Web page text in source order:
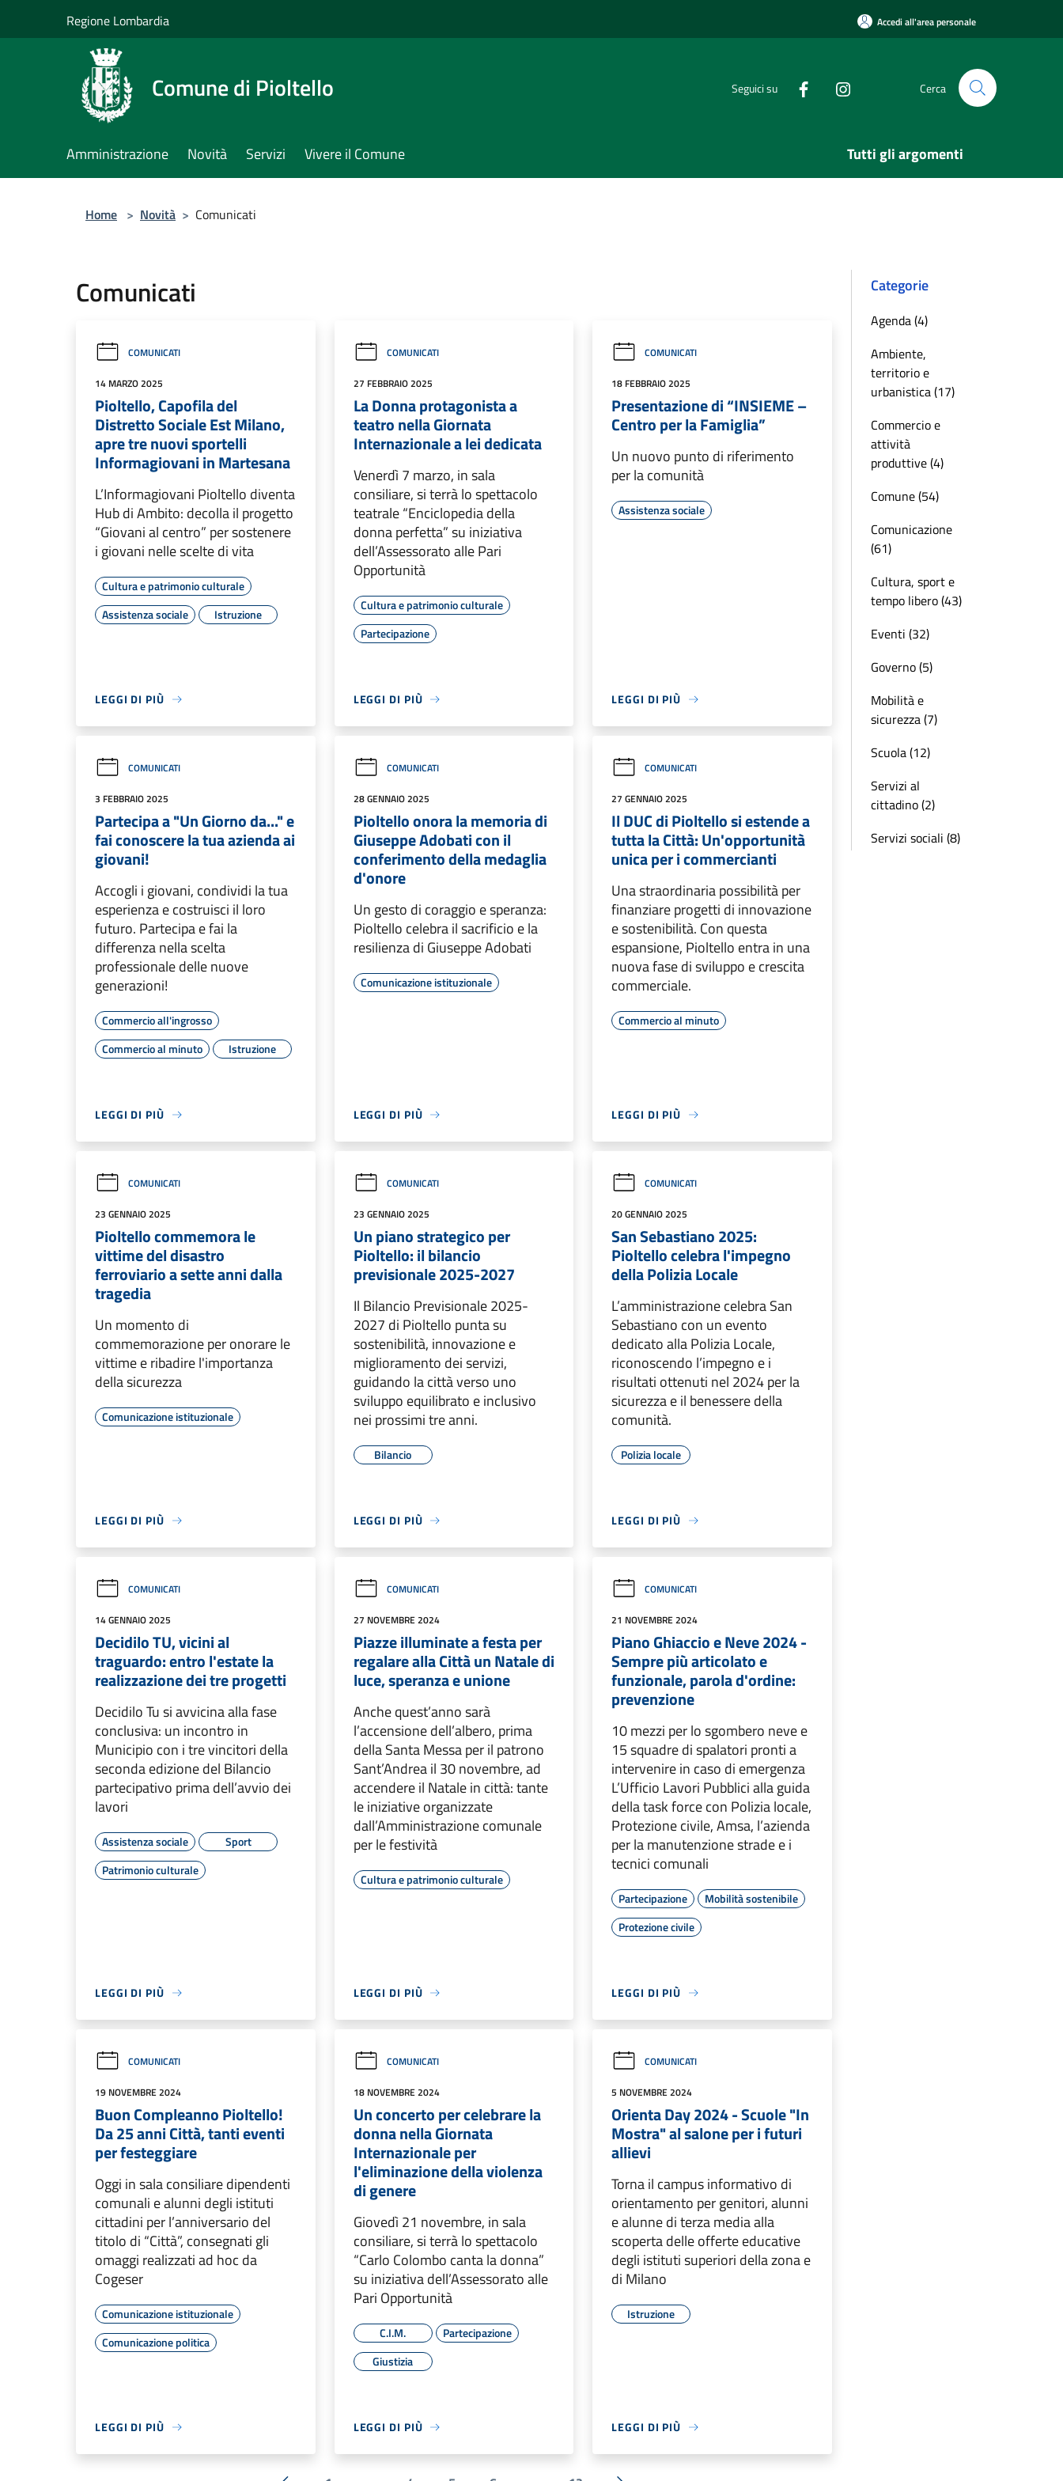
Regione Lombardia Accedi all'area personale
Comune di Pioltello Seguici su Cerca
Amministrazione Novità Servizi Vivere il Comune Tutti gli argomenti
Home > Novità > Comunicati
Comunicati
COMUNICATI
14 MARZO 2025
Pioltello, Capofila del
Distretto Sociale Est Milano,
apre tre nuovi sportelli
Informagiovani in Martesana
L’Informagiovani Pioltello diventa
Hub di Ambito: decolla il progetto
“Giovani al centro” per sostenere
i giovani nelle scelte di vita
Cultura e patrimonio culturale
Assistenza sociale
Istruzione
LEGGI DI PIÙ
COMUNICATI
27 FEBBRAIO 2025
La Donna protagonista a
teatro nella Giornata
Internazionale a lei dedicata
Venerdì 7 marzo, in sala
consiliare, si terrà lo spettacolo
teatrale “Enciclopedia della
donna perfetta” su iniziativa
dell’Assessorato alle Pari
Opportunità
Cultura e patrimonio culturale
Partecipazione
LEGGI DI PIÙ
COMUNICATI
18 FEBBRAIO 2025
Presentazione di “INSIEME –
Centro per la Famiglia”
Un nuovo punto di riferimento
per la comunità
Assistenza sociale
LEGGI DI PIÙ
COMUNICATI
3 FEBBRAIO 2025
Partecipa a "Un Giorno da..." e
fai conoscere la tua azienda ai
giovani!
Accogli i giovani, condividi la tua
esperienza e costruisci il loro
futuro. Partecipa e fai la
differenza nella scelta
professionale delle nuove
generazioni!
Commercio all'ingrosso
Commercio al minuto
Istruzione
LEGGI DI PIÙ
COMUNICATI
28 GENNAIO 2025
Pioltello onora la memoria di
Giuseppe Adobati con il
conferimento della medaglia
d'onore
Un gesto di coraggio e speranza:
Pioltello celebra il sacrificio e la
resilienza di Giuseppe Adobati
Comunicazione istituzionale
LEGGI DI PIÙ
COMUNICATI
27 GENNAIO 2025
Il DUC di Pioltello si estende a
tutta la Città: Un'opportunità
unica per i commercianti
Una straordinaria possibilità per
finanziare progetti di innovazione
e sostenibilità. Con questa
espansione, Pioltello entra in una
nuova fase di sviluppo e crescita
commerciale.
Commercio al minuto
LEGGI DI PIÙ
COMUNICATI
23 GENNAIO 2025
Pioltello commemora le
vittime del disastro
ferroviario a sette anni dalla
tragedia
Un momento di
commemorazione per onorare le
vittime e ribadire l'importanza
della sicurezza
Comunicazione istituzionale
LEGGI DI PIÙ
COMUNICATI
23 GENNAIO 2025
Un piano strategico per
Pioltello: il bilancio
previsionale 2025-2027
Il Bilancio Previsionale 2025-
2027 di Pioltello punta su
sostenibilità, innovazione e
miglioramento dei servizi,
guidando la città verso uno
sviluppo equilibrato e inclusivo
nei prossimi tre anni.
Bilancio
LEGGI DI PIÙ
COMUNICATI
20 GENNAIO 2025
San Sebastiano 2025:
Pioltello celebra l'impegno
della Polizia Locale
L’amministrazione celebra San
Sebastiano con un evento
dedicato alla Polizia Locale,
riconoscendo l’impegno e i
risultati ottenuti nel 2024 per la
sicurezza e il benessere della
comunità.
Polizia locale
LEGGI DI PIÙ
COMUNICATI
14 GENNAIO 2025
Decidilo TU, vicini al
traguardo: entro l'estate la
realizzazione dei tre progetti
Decidilo Tu si avvicina alla fase
conclusiva: un incontro in
Municipio con i tre vincitori della
seconda edizione del Bilancio
partecipativo prima dell’avvio dei
lavori
Assistenza sociale
Sport
Patrimonio culturale
LEGGI DI PIÙ
COMUNICATI
27 NOVEMBRE 2024
Piazze illuminate a festa per
regalare alla Città un Natale di
luce, speranza e unione
Anche quest’anno sarà
l’accensione dell’albero, prima
della Santa Messa per il patrono
Sant’Andrea il 30 novembre, ad
accendere il Natale in città: tante
le iniziative organizzate
dall’Amministrazione comunale
per le festività
Cultura e patrimonio culturale
LEGGI DI PIÙ
COMUNICATI
21 NOVEMBRE 2024
Piano Ghiaccio e Neve 2024 -
Sempre più articolato e
funzionale, parola d'ordine:
prevenzione
10 mezzi per lo sgombero neve e
15 squadre di spalatori pronti a
intervenire in caso di emergenza
L’Ufficio Lavori Pubblici alla guida
della task force con Polizia locale,
Protezione civile, Amsa, l’azienda
per la manutenzione strade e i
tecnici comunali
Partecipazione
Mobilità sostenibile
Protezione civile
LEGGI DI PIÙ
COMUNICATI
19 NOVEMBRE 2024
Buon Compleanno Pioltello!
Da 25 anni Città, tanti eventi
per festeggiare
Oggi in sala consiliare dipendenti
comunali e alunni degli istituti
cittadini per l’anniversario del
titolo di “Città”, consegnati gli
omaggi realizzati ad hoc da
Cogeser
Comunicazione istituzionale
Comunicazione politica
LEGGI DI PIÙ
COMUNICATI
18 NOVEMBRE 2024
Un concerto per celebrare la
donna nella Giornata
Internazionale per
l'eliminazione della violenza
di genere
Giovedì 21 novembre, in sala
consiliare, si terrà lo spettacolo
“Carlo Colombo canta la donna”
su iniziativa dell’Assessorato alle
Pari Opportunità
C.I.M.
Partecipazione
Giustizia
LEGGI DI PIÙ
COMUNICATI
5 NOVEMBRE 2024
Orienta Day 2024 - Scuole "In
Mostra" al salone per i futuri
allievi
Torna il campus informativo di
orientamento per genitori, alunni
e alunne di terza media alla
scoperta delle offerte educative
degli istituti superiori della zona e
di Milano
Istruzione
LEGGI DI PIÙ
Categorie
Agenda (4)
Ambiente,
territorio e
urbanistica (17)
Commercio e
attività
produttive (4)
Comune (54)
Comunicazione
(61)
Cultura, sport e
tempo libero (43)
Eventi (32)
Governo (5)
Mobilità e
sicurezza (7)
Scuola (12)
Servizi al
cittadino (2)
Servizi sociali (8)